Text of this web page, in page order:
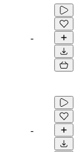
-
-